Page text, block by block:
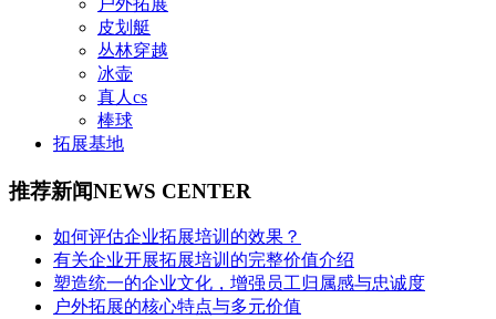
皮划艇
丛林穿越
冰壶
真人cs
棒球
拓展基地
推荐新闻NEWS CENTER
如何评估企业拓展培训的效果？
有关企业开展拓展培训的完整价值介绍
塑造统一的企业文化，增强员工归属感与忠诚度
户外拓展的核心特点与多元价值